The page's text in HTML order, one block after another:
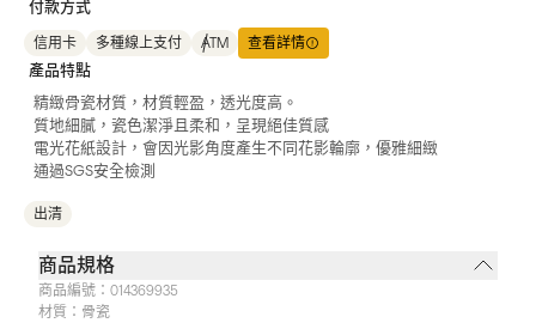
付款方式
信用卡 多種線上支付 ATM 查看詳情
產品特點
精緻骨瓷材質，材質輕盈，透光度高。
質地細膩，瓷色潔淨且柔和，呈現絕佳質感
電光花紙設計，會因光影角度產生不同花影輪廓，優雅細緻
通過SGS安全檢測
出清
商品規格
商品編號： 014369935
材質： 骨瓷